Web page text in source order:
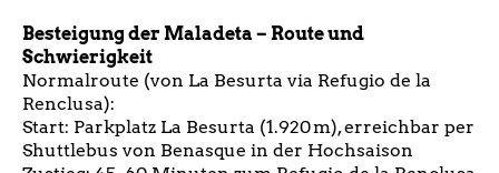
Besteigung der Maladeta – Route und
Schwierigkeit
Normalroute (von La Besurta via Refugio de la
Renclusa):
Start: Parkplatz La Besurta (1.920 m), erreichbar per
Shuttlebus von Benasque in der Hochsaison